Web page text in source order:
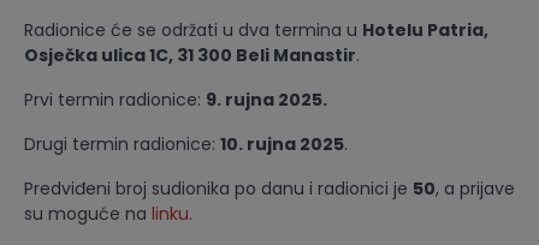
Radionice će se održati u dva termina u Hotelu Patria,
Osječka ulica 1C, 31 300 Beli Manastir.
Prvi termin radionice: 9. rujna 2025.
Drugi termin radionice: 10. rujna 2025.
Predviđeni broj sudionika po danu i radionici je 50, a prijave
su moguće na linku.